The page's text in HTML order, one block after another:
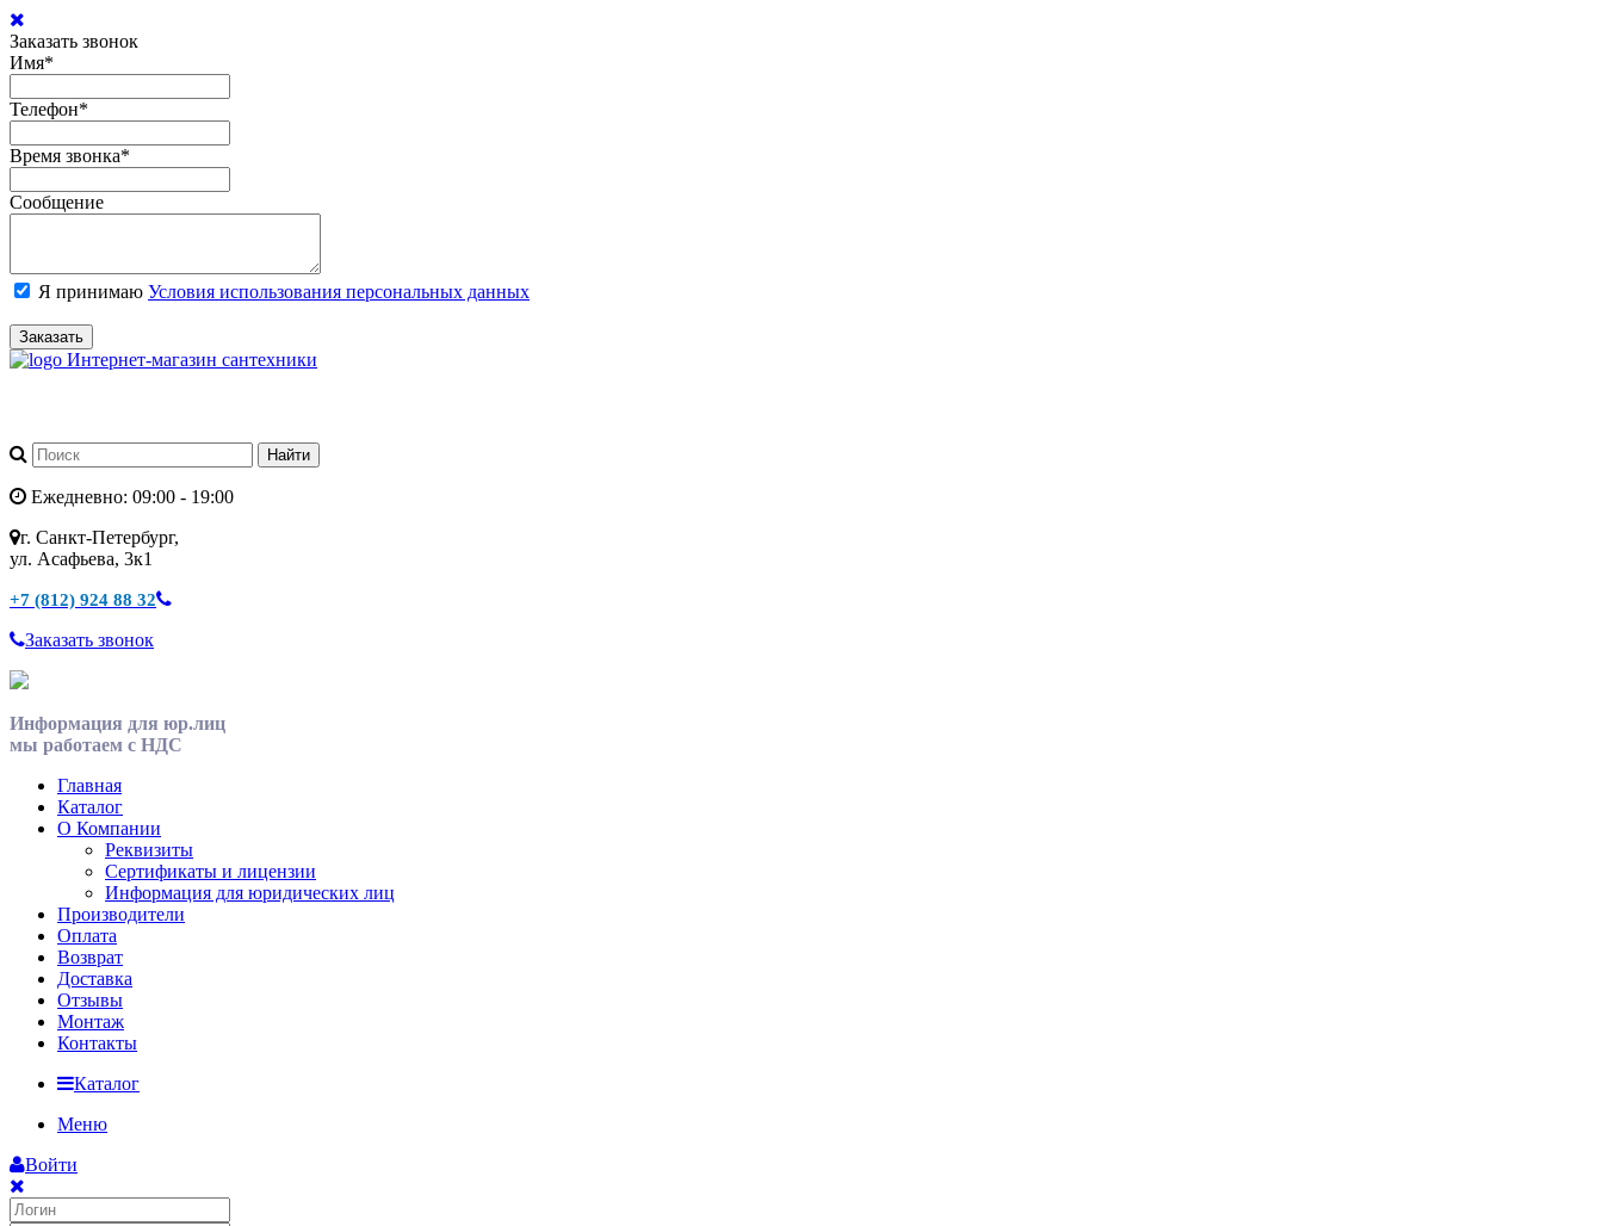
Заказать звонок
Имя*
Телефон*
Время звонка*
Сообщение
Я принимаю Условия использования персональных данных
Заказать
Интернет-магазин сантехники
Ежедневно: 09:00 - 19:00
г. Санкт-Петербург,
ул. Асафьева, 3к1
+7 (812) 924 88 32
Заказать звонок
Информация для юр.лиц
мы работаем с НДС
Главная
Каталог
О Компании
Реквизиты
Сертификаты и лицензии
Информация для юридических лиц
Производители
Оплата
Возврат
Доставка
Отзывы
Монтаж
Контакты
Каталог
Меню
Войти